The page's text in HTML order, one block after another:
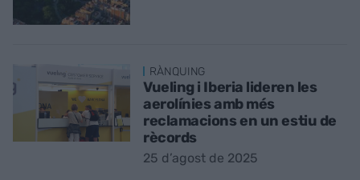
RÀNQUING
Vueling i Iberia lideren les
aerolínies amb més
reclamacions en un estiu de
rècords
25 d’agost de 2025